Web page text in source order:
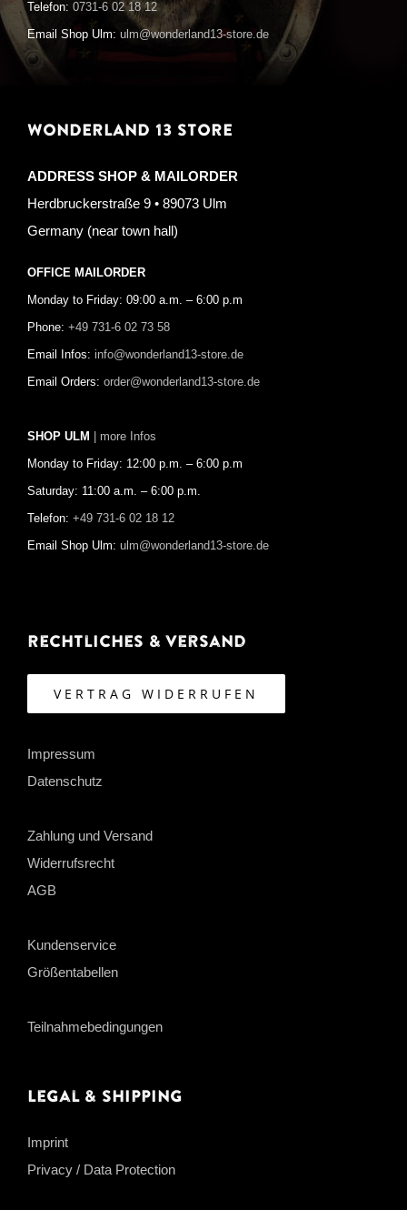
Telefon: 0731-6 02 18 12
Email Shop Ulm: ulm@wonderland13-store.de
WONDERLAND 13 STORE
ADDRESS SHOP & MAILORDER
Herdbruckerstraße 9 • 89073 Ulm
Germany (near town hall)
OFFICE MAILORDER
Monday to Friday: 09:00 a.m. – 6:00 p.m
Phone: +49 731-6 02 73 58
Email Infos: info@wonderland13-store.de
Email Orders: order@wonderland13-store.de
SHOP ULM | more Infos
Monday to Friday: 12:00 p.m. – 6:00 p.m
Saturday: 11:00 a.m. – 6:00 p.m.
Telefon: +49 731-6 02 18 12
Email Shop Ulm: ulm@wonderland13-store.de
Rechtliches & Versand
VERTRAG WIDERRUFEN
Impressum
Datenschutz
Zahlung und Versand
Widerrufsrecht
AGB
Kundenservice
Größentabellen
Teilnahmebedingungen
Legal & Shipping
Imprint
Privacy / Data Protection